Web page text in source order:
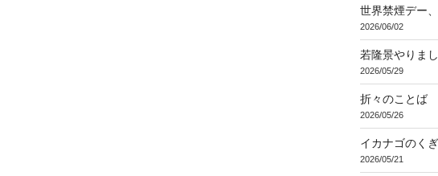
世界禁煙デー
2026/06/02
若隆景やりまし
2026/05/29
折々のことば
2026/05/26
イカナゴのく
2026/05/21